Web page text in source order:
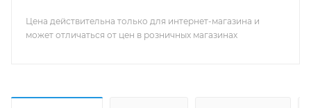
Цена действительна только для интернет-магазина и
может отличаться от цен в розничных магазинах